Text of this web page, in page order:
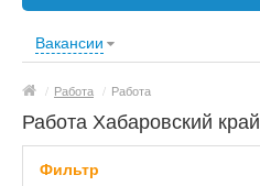
Вакансии
/ Работа / Работа
Работа Хабаровский край
Фильтр